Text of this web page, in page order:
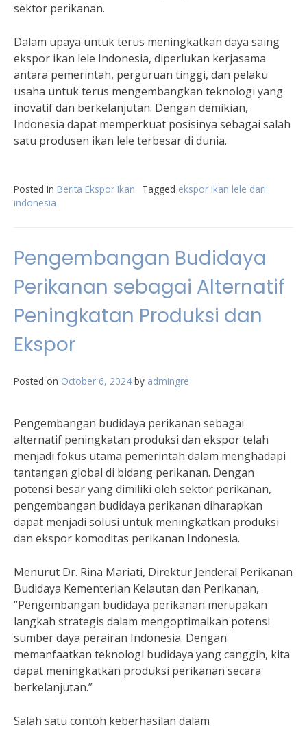
sektor perikanan.
Dalam upaya untuk terus meningkatkan daya saing
ekspor ikan lele Indonesia, diperlukan kerjasama
antara pemerintah, perguruan tinggi, dan pelaku
usaha untuk terus mengembangkan teknologi yang
inovatif dan berkelanjutan. Dengan demikian,
Indonesia dapat memperkuat posisinya sebagai salah
satu produsen ikan lele terbesar di dunia.
Posted in Berita Ekspor Ikan Tagged ekspor ikan lele dari
indonesia
Pengembangan Budidaya
Perikanan sebagai Alternatif
Peningkatan Produksi dan
Ekspor
Posted on October 6, 2024 by admingre
Pengembangan budidaya perikanan sebagai
alternatif peningkatan produksi dan ekspor telah
menjadi fokus utama pemerintah dalam menghadapi
tantangan global di bidang perikanan. Dengan
potensi besar yang dimiliki oleh sektor perikanan,
pengembangan budidaya perikanan diharapkan
dapat menjadi solusi untuk meningkatkan produksi
dan ekspor komoditas perikanan Indonesia.
Menurut Dr. Rina Mariati, Direktur Jenderal Perikanan
Budidaya Kementerian Kelautan dan Perikanan,
“Pengembangan budidaya perikanan merupakan
langkah strategis dalam mengoptimalkan potensi
sumber daya perairan Indonesia. Dengan
memanfaatkan teknologi budidaya yang canggih, kita
dapat meningkatkan produksi perikanan secara
berkelanjutan.”
Salah satu contoh keberhasilan dalam